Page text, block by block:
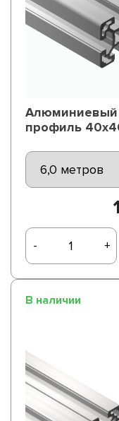
Алюминиевый
профиль
- +
В наличии